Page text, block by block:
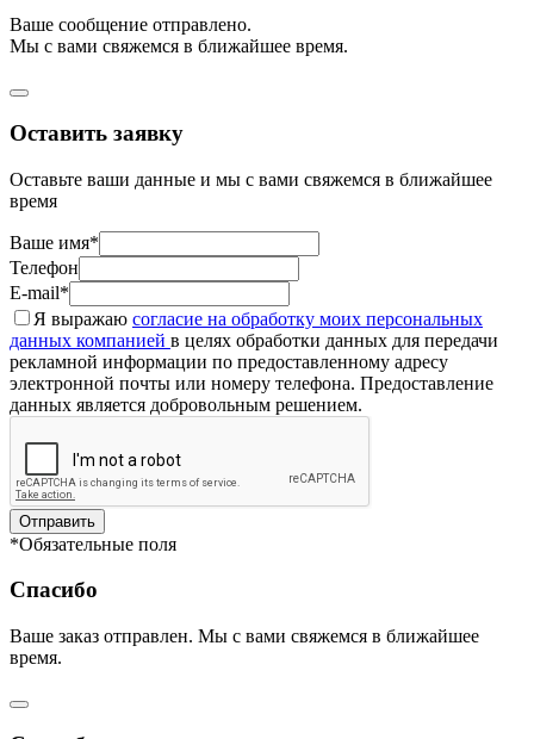
Ваше сообщение отправлено.
Мы с вами свяжемся в ближайшее время.
Оставить заявку
Оставьте ваши данные и мы с вами свяжемся в ближайшее
время
Ваше имя*
Телефон
E-mail*
Я выражаю согласие на обработку моих персональных
данных компанией в целях обработки данных для передачи
рекламной информации по предоставленному адресу
электронной почты или номеру телефона. Предоставление
данных является добровольным решением.
Отправить
*Обязательные поля
Спасибо
Ваше заказ отправлен. Мы с вами свяжемся в ближайшее
время.